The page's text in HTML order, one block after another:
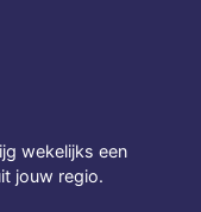
wekelijks een
jouw regio.